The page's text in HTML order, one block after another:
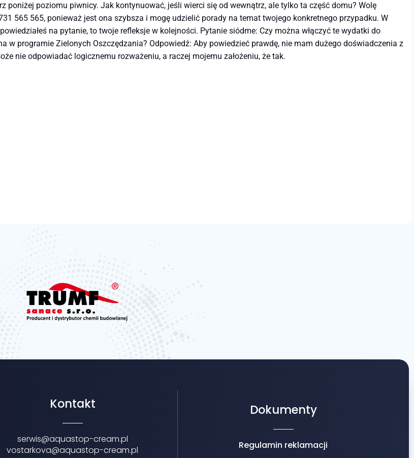
poniżej poziomu piwnicy. Jak kontynuować, jeśli wierci się od wewnątrz, ale tylko ta część domu? Wolę
565 565, ponieważ jest ona szybsza i mogę udzielić porady na temat twojego konkretnego przypadku. W
na pytanie, to twoje refleksje w kolejności. Pytanie siódme: Czy można włączyć te wydatki do
w programie Zielonych Oszczędzania? Odpowiedź: Aby powiedzieć prawdę, nie mam dużego doświadczenia z
nie odpowiadać logicznemu rozważeniu, a raczej mojemu założeniu, że tak.
Kontakt
serwis@aquastop-cream.pl
vostarkova@aquastop-cream.pl
Dokumenty
Regulamin reklamacji